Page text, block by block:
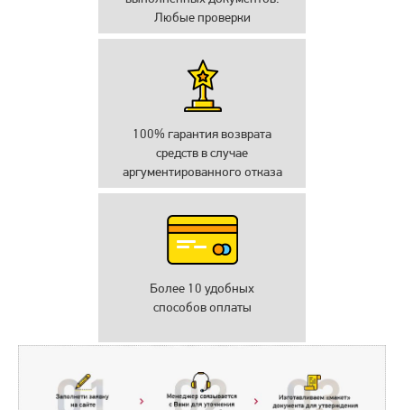
Любые проверки
100% гарантия возврата
средств в случае
аргументированного отказа
Более 10 удобных
способов оплаты